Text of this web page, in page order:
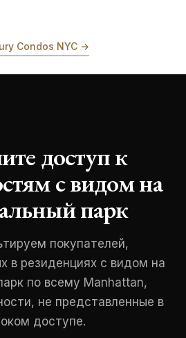
Condos NYC →
доступ к
с видом на
парк
покупателей,
в резиденциях с видом на
по всему Manhattan,
не представленные в
доступе.